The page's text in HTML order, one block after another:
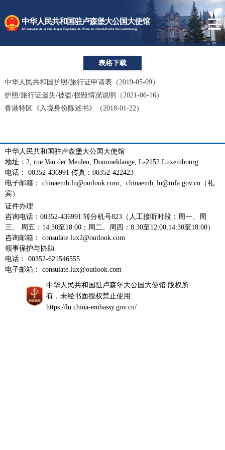
中华人民共和国驻卢森堡大公国大使馆
Ambassade de la République Populaire de Chine au Grand-Duché de Luxembourg
使馆速递
卢森堡概况
领事服务
表格下载
中华人民共和国护照/旅行证申请表（2019-05-09）
护照/旅行证遗失/被盗/损毁情况说明（2021-06-16）
香港特区《入境身份陈述书》（2018-01-22）
中华人民共和国驻卢森堡大公国大使馆
地址：2, rue Van der Meulen, Dommeldange, L-2152 Luxembourg
电话： 00352-436991 传真：00352-422423
电子邮箱： chinaemb.lu@outlook.com、chinaemb_lu@mfa.gov.cn（礼
宾）
证件办理
咨询电话：00352-436991 转分机号823（人工接听时段：周一、周
三、 周五：14:30至18:00；周二、周四：8:30至12:00,14:30至18:00）
咨询邮箱： consulate.lux2@outlook.com
领事保护与协助
电话： 00352-621546555
电子邮箱： consulate.lux@outlook.com
中华人民共和国驻卢森堡大公国大使馆 版权所
有，未经书面授权禁止使用
https://lu.china-embassy.gov.cn/